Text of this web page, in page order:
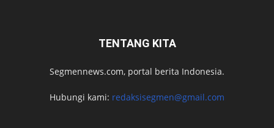
TENTANG KITA
Segmennews.com, portal berita Indonesia.
Hubungi kami: redaksisegmen@gmail.com